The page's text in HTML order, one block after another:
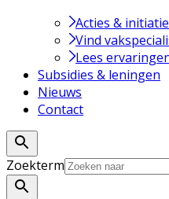
Acties &
Vind
Lees
Subsidies & leningen
Nieuws
Contact
Zoekterm